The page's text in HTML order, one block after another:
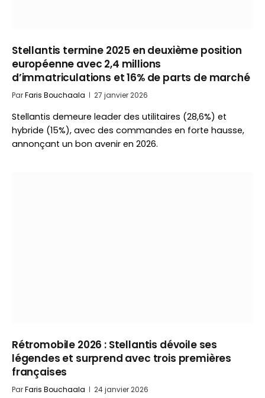
Stellantis termine 2025 en deuxième position
européenne avec 2,4 millions
d’immatriculations et 16% de parts de marché
ParFaris Bouchaala 27 janvier 2026
Stellantis demeure leader des utilitaires (28,6%) et
hybride (15%), avec des commandes en forte hausse,
annonçant un bon avenir en 2026.
Rétromobile 2026 : Stellantis dévoile ses
légendes et surprend avec trois premières
françaises
ParFaris Bouchaala 24 janvier 2026